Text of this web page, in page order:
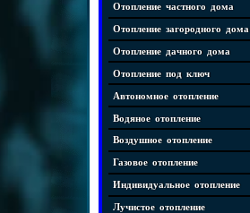
Отопление частного дома
Отопление загородного дома
Отопление дачного дома
Отопление под ключ
Автономное отопление
Водяное отопление
Воздушное отопление
Газовое отопление
Индивидуальное отопление
Лучистое отопление